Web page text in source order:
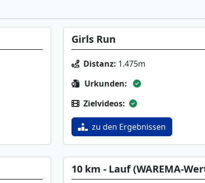
Girls Run
Distanz: 1.475m
Urkunden:
Zielvideos:
zu den Ergebnissen
10 km - Lauf (WAREMA-